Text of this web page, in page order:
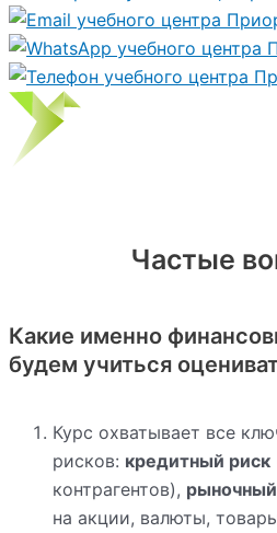
Частые
Какие именно
будем учиться
Курс охватывает все
рисков: кредитный риск
контрагентов),
на акции, валюты,